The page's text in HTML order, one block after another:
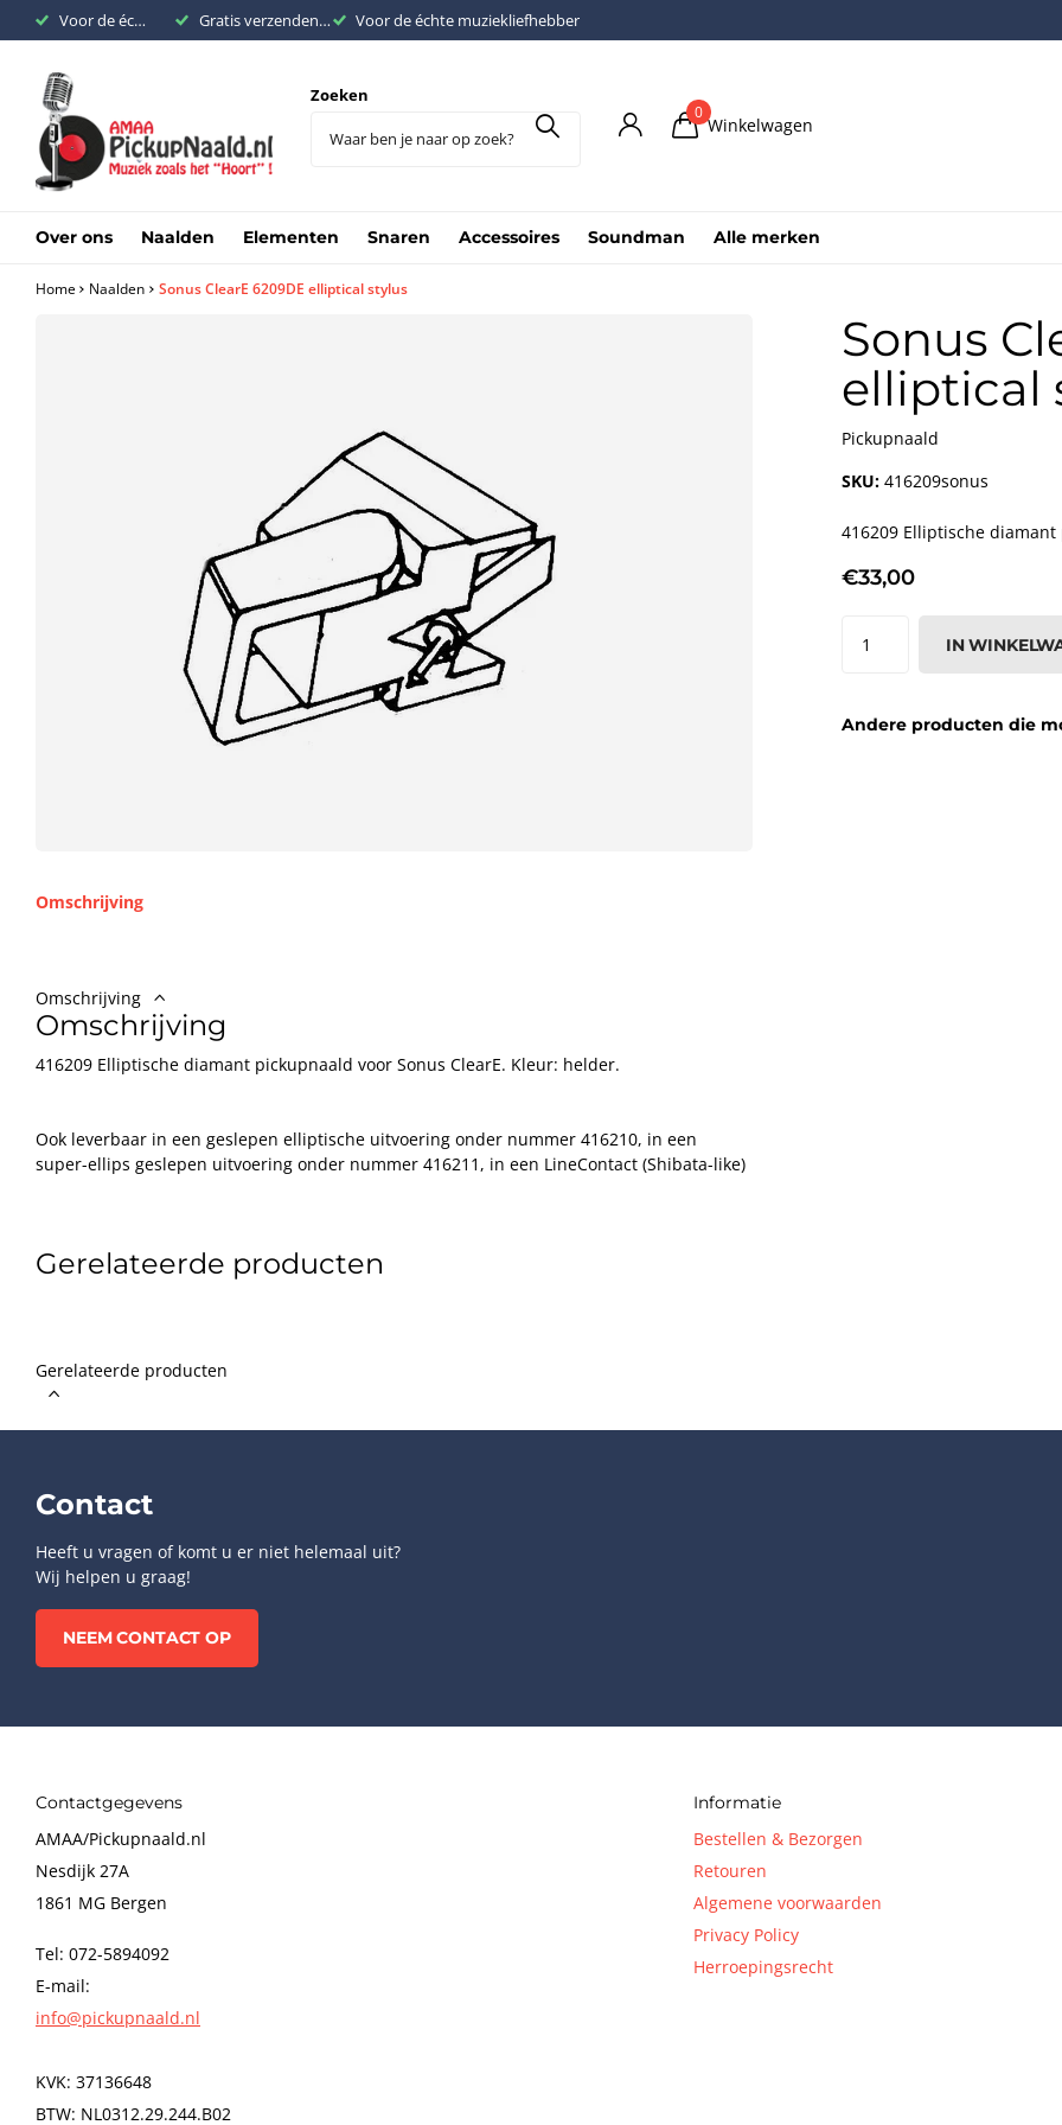
Voor de échte muziekliefhebber Gratis verzenden binnen Nederland vanaf €200,- Voor de échte muziekliefhebber
Zoeken
0
Winkelwagen
Over ons Naalden Elementen Snaren Accessoires Soundman Alle merken
Home Naalden Sonus ClearE 6209DE elliptical stylus
Omschrijving
Omschrijving
Omschrijving
416209 Elliptische diamant pickupnaald voor Sonus ClearE. Kleur: helder.
Ook leverbaar in een geslepen elliptische uitvoering onder nummer 416210, in een
super-ellips geslepen uitvoering onder nummer 416211, in een LineContact (Shibata-like)
Sonus
elliptical
Pickupnaald
SKU:416209sonus
416209 Elliptische
€33,00
IN
Andere producten die
Gerelateerde producten
Gerelateerde producten
Contact
Heeft u vragen of komt u er niet helemaal uit?
Wij helpen u graag!
NEEM CONTACT OP
Contactgegevens
AMAA/Pickupnaald.nl
Nesdijk 27A
1861 MG Bergen
Tel: 072-5894092
E-mail:
info@pickupnaald.nl
KVK: 37136648
BTW: NL0312.29.244.B02
Informatie
Bestellen & Bezorgen
Retouren
Algemene voorwaarden
Privacy Policy
Herroepingsrecht